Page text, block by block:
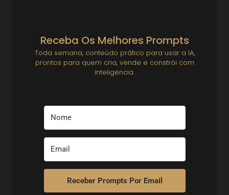
Receba Os Melhores Prompts
Toda semana, conteúdo prático para usar a IA,
prontos para quem cria, vende e constrói com
inteligência.
Receber Prompts Por Email